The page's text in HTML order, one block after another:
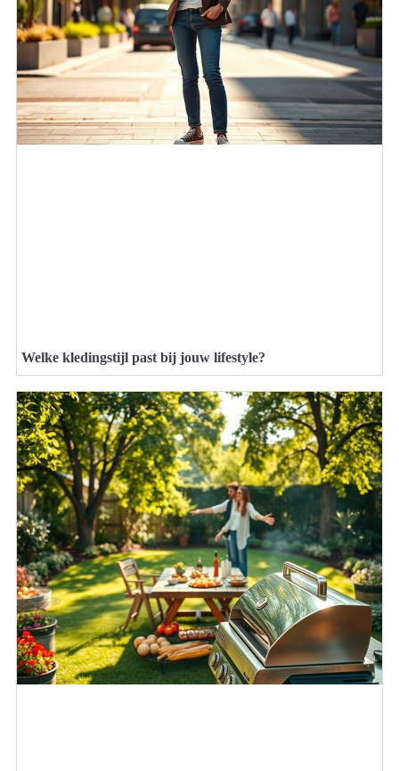
Welke kledingstijl past bij jouw lifestyle?